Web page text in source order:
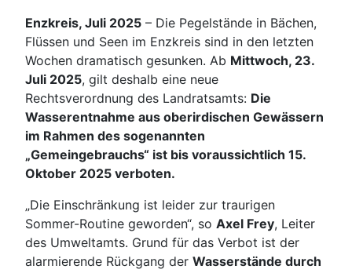
Enzkreis, Juli 2025 – Die Pegelstände in Bächen,
Flüssen und Seen im Enzkreis sind in den letzten
Wochen dramatisch gesunken. Ab Mittwoch, 23.
Juli 2025, gilt deshalb eine neue
Rechtsverordnung des Landratsamts: Die
Wasserentnahme aus oberirdischen Gewässern
im Rahmen des sogenannten
„Gemeingebrauchs“ ist bis voraussichtlich 15.
Oktober 2025 verboten.
„Die Einschränkung ist leider zur traurigen
Sommer-Routine geworden“, so Axel Frey, Leiter
des Umweltamts. Grund für das Verbot ist der
alarmierende Rückgang der Wasserstände durch